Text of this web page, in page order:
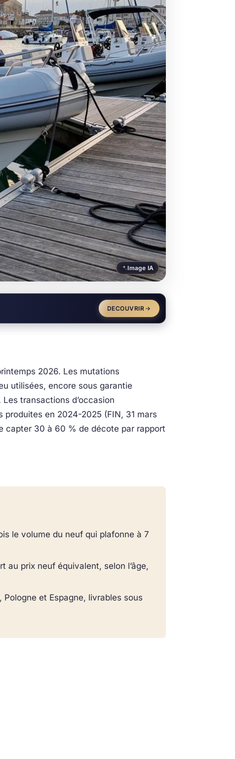
Image IA
DECOUVRIR
2026. Les mutations
utilisées, encore sous garantie
transactions d’occasion
en 2024-2025 (FIN, 31 mars
capter 30 à 60 % de décote par rapport
le volume du neuf qui plafonne à 7
au prix neuf équivalent, selon l’âge,
et Espagne, livrables sous